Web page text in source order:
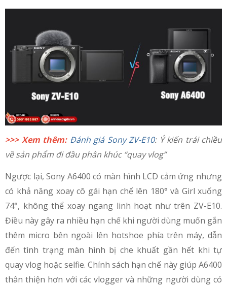
>>> Xem thêm: Đánh giá Sony ZV-E10: Ý kiến trái chiều
về sản phẩm đi đầu phân khúc “quay vlog”
Ngược lại, Sony A6400 có màn hình LCD cảm ứng nhưng
có khả năng xoay cô gái hạn chế lên 180° và Girl xuống
74°, không thể xoay ngang linh hoạt như trên ZV-E10.
Điều này gây ra nhiều hạn chế khi người dùng muốn gắn
thêm micro bên ngoài lên hotshoe phía trên máy, dẫn
đến tình trạng màn hình bị che khuất gần hết khi tự
quay vlog hoặc selfie. Chính sách hạn chế này giúp A6400
thân thiện hơn với các vlogger và những người dùng có